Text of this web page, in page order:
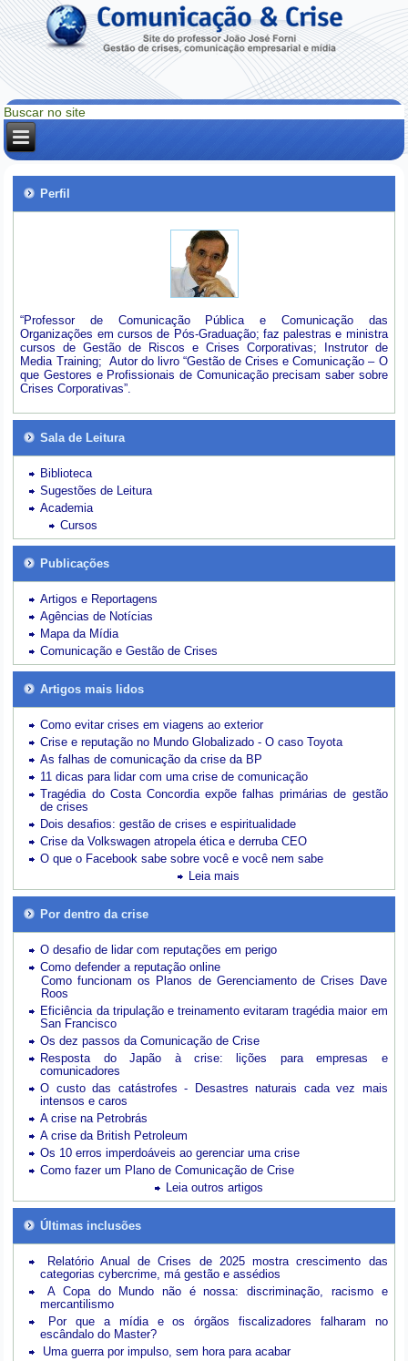
Perfil
“Professor de Comunicação Pública e Comunicação das
Organizações em cursos de Pós-Graduação; faz palestras e ministra
cursos de Gestão de Riscos e Crises Corporativas; Instrutor de
Media Training; Autor do livro “Gestão de Crises e Comunicação – O
que Gestores e Profissionais de Comunicação precisam saber sobre
Crises Corporativas”.
Sala de Leitura
Biblioteca
Sugestões de Leitura
Academia
Cursos
Publicações
Artigos e Reportagens
Agências de Notícias
Mapa da Mídia
Comunicação e Gestão de Crises
Artigos mais lidos
Como evitar crises em viagens ao exterior
Crise e reputação no Mundo Globalizado - O caso Toyota
As falhas de comunicação da crise da BP
11 dicas para lidar com uma crise de comunicação
Tragédia do Costa Concordia expõe falhas primárias de gestão
de crises
Dois desafios: gestão de crises e espiritualidade
Crise da Volkswagen atropela ética e derruba CEO
O que o Facebook sabe sobre você e você nem sabe
Leia mais
Por dentro da crise
O desafio de lidar com reputações em perigo
Como defender a reputação online
Como funcionam os Planos de Gerenciamento de Crises Dave
Roos
Eficiência da tripulação e treinamento evitaram tragédia maior em
San Francisco
Os dez passos da Comunicação de Crise
Resposta do Japão à crise: lições para empresas e
comunicadores
O custo das catástrofes -
Desastres naturais cada vez mais
intensos e caros
A crise na Petrobrás
A crise da British Petroleum
Os 10 erros imperdoáveis ao gerenciar uma crise
Como fazer um Plano de Comunicação de Crise
Leia outros artigos
Últimas inclusões
Relatório Anual de Crises de 2025 mostra crescimento das
categorias cybercrime, má gestão e assédios
A Copa do Mundo não é nossa: discriminação, racismo e
mercantilismo
Por que a mídia e os órgãos fiscalizadores falharam no
escândalo do Master?
Uma guerra por impulso, sem hora para acabar